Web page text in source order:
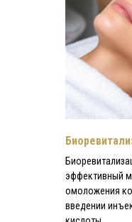
эффективный
омоложения
введении